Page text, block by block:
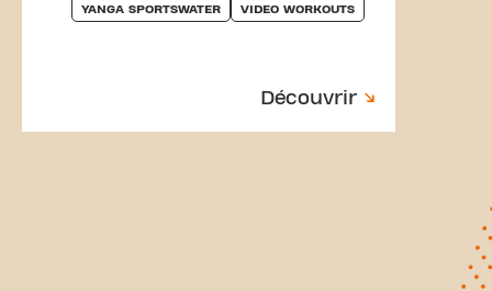
YANGA SPORTSWATER VIDEO WORKOUTS
Découvrir